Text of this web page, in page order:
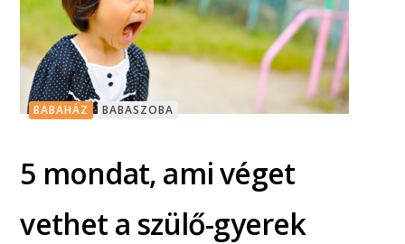
BABAHÁZ BABASZOBA
5 mondat, ami véget
vethet a szülő-gyerek